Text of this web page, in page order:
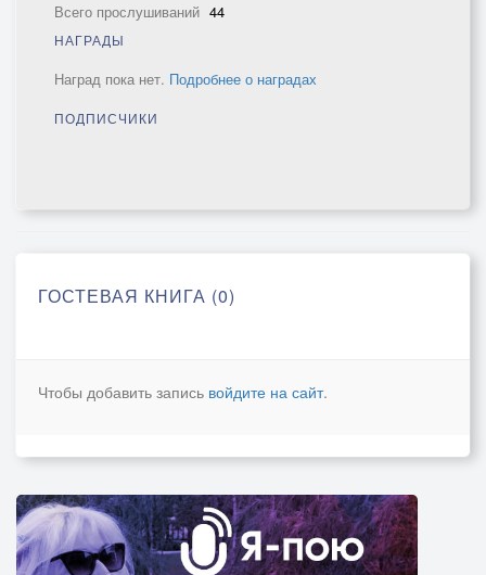
Всего прослушиваний 44
НАГРАДЫ
Наград пока нет. Подробнее о наградах
ПОДПИСЧИКИ
ГОСТЕВАЯ КНИГА (0)
Чтобы добавить запись войдите на сайт.